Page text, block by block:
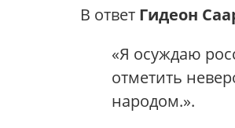
В ответ Гидеон
«Я осуждаю
отметить
народом.».